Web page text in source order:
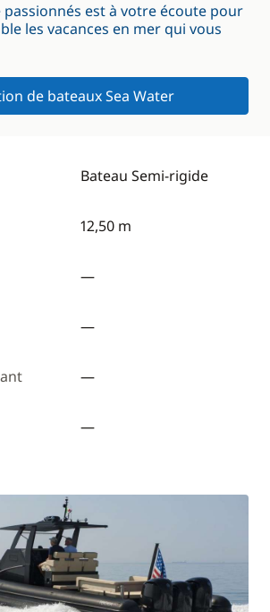
est à votre écoute pour
les vacances en mer qui vous
de bateaux Sea Water
Bateau Semi-rigide
12,50 m
—
—
—
—